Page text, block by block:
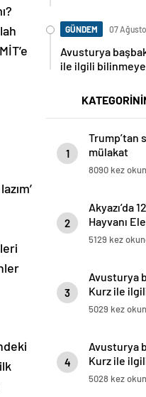
GÜNDEM 07
Avusturya
ile ilgili
1
Trump’tan
mülakat
8090 kez
2
Akyazı’da
Hayvanı
5129 kez
3
Avusturya
Kurz ile
5029 kez
4
Avusturya
Kurz ile
5028 kez